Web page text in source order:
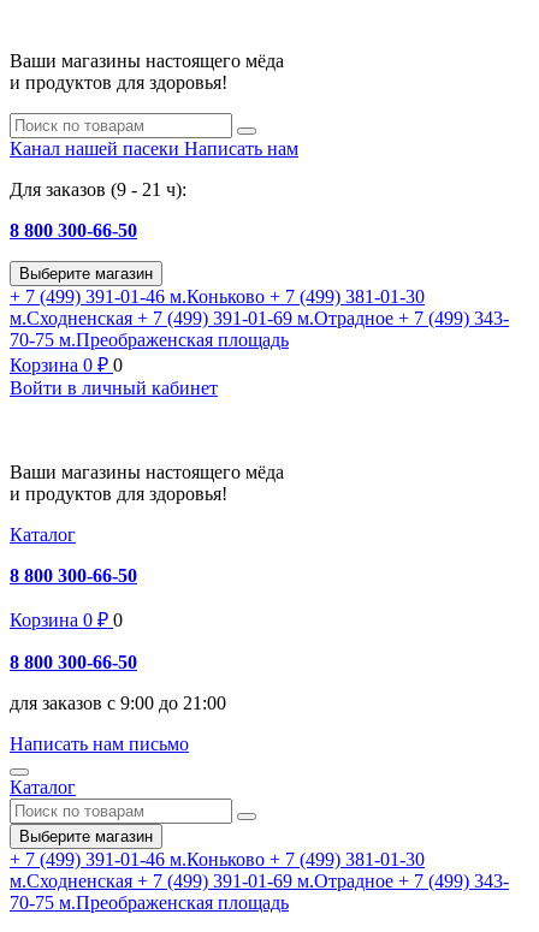
Ваши магазины настоящего мёда
и продуктов для здоровья!
Канал нашей пасеки Написать нам
Для заказов (9 - 21 ч):
8 800 300-66-50
Выберите магазин
+ 7 (499) 391-01-46 м.Коньково + 7 (499) 381-01-30
м.Сходненская + 7 (499) 391-01-69 м.Отрадное + 7 (499) 343-
70-75 м.Преображенская площадь
Корзина 0 ₽ 0
Войти в личный кабинет
Ваши магазины настоящего мёда
и продуктов для здоровья!
Каталог
8 800 300-66-50
Корзина 0 ₽ 0
8 800 300-66-50
для заказов с 9:00 до 21:00
Написать нам письмо
Каталог
Выберите магазин
+ 7 (499) 391-01-46 м.Коньково + 7 (499) 381-01-30
м.Сходненская + 7 (499) 391-01-69 м.Отрадное + 7 (499) 343-
70-75 м.Преображенская площадь